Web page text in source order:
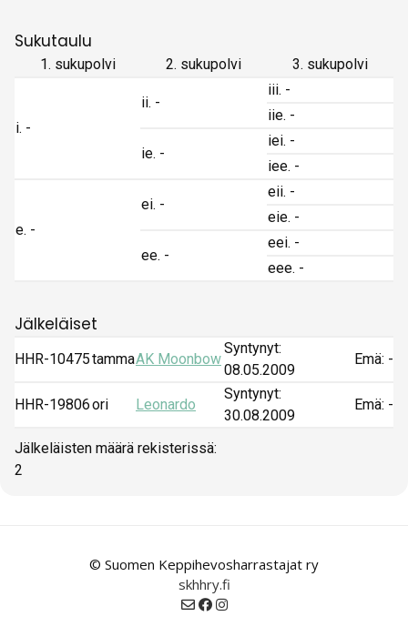
Sukutaulu
1. sukupolvi 2. sukupolvi 3. sukupolvi
i. -
ii. -
iii. -
iie. -
ie. -
iei. -
iee. -
e. -
ei. -
eii. -
eie. -
ee. -
eei. -
eee. -
Jälkeläiset
HHR-10475tammaAK Moonbow
Syntynyt:
08.05.2009
Emä: -
HHR-19806ori Leonardo
Syntynyt:
30.08.2009
Emä: -
Jälkeläisten määrä rekisterissä:
2
© Suomen Keppihevosharrastajat ry
skhhry.fi